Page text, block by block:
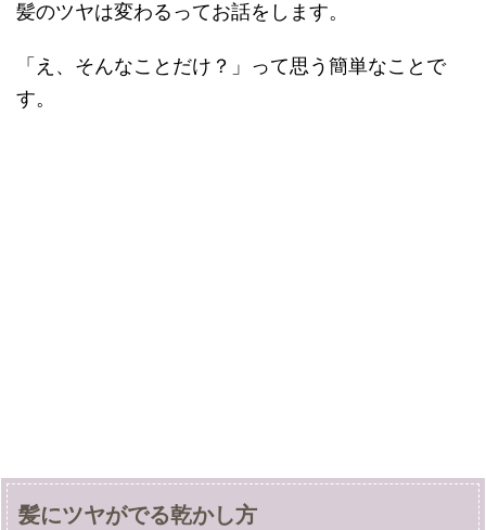
髪のツヤは変わるってお話をします。
「え、そんなことだけ？」って思う簡単なことで
す。
髪にツヤがでる乾かし方